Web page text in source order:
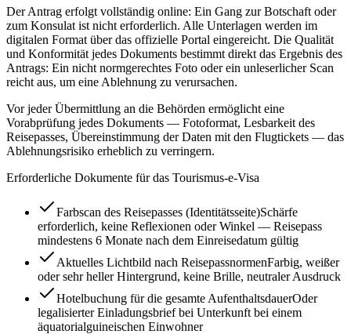
Der Antrag erfolgt vollständig online: Ein Gang zur Botschaft oder
zum Konsulat ist nicht erforderlich. Alle Unterlagen werden im
digitalen Format über das offizielle Portal eingereicht. Die Qualität
und Konformität jedes Dokuments bestimmt direkt das Ergebnis des
Antrags: Ein nicht normgerechtes Foto oder ein unleserlicher Scan
reicht aus, um eine Ablehnung zu verursachen.
Vor jeder Übermittlung an die Behörden ermöglicht eine
Vorabprüfung jedes Dokuments — Fotoformat, Lesbarkeit des
Reisepasses, Übereinstimmung der Daten mit den Flugtickets — das
Ablehnungsrisiko erheblich zu verringern.
Erforderliche Dokumente für das Tourismus-e-Visa
Farbscan des Reisepasses (Identitätsseite)Schärfe
erforderlich, keine Reflexionen oder Winkel — Reisepass
mindestens 6 Monate nach dem Einreisedatum gültig
Aktuelles Lichtbild nach ReisepassnormenFarbig, weißer
oder sehr heller Hintergrund, keine Brille, neutraler Ausdruck
Hotelbuchung für die gesamte AufenthaltsdauerOder
legalisierter Einladungsbrief bei Unterkunft bei einem
äquatorialguineischen Einwohner